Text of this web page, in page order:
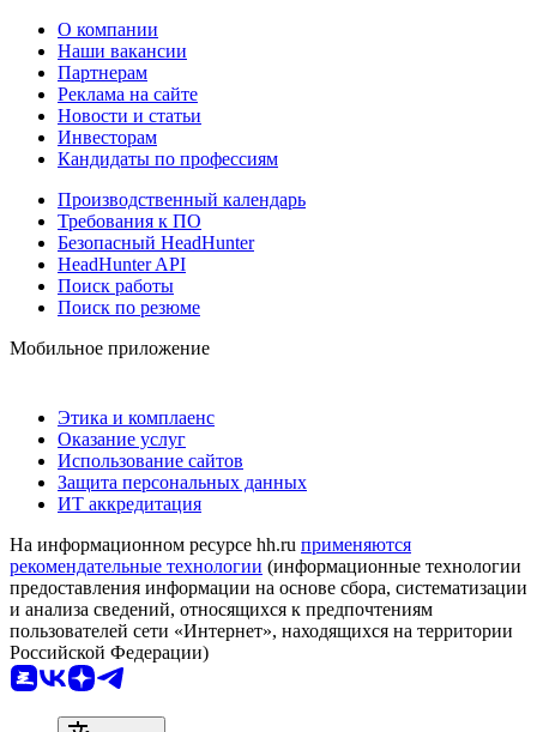
О компании
Наши вакансии
Партнерам
Реклама на сайте
Новости и статьи
Инвесторам
Кандидаты по профессиям
Производственный календарь
Требования к ПО
Безопасный HeadHunter
HeadHunter API
Поиск работы
Поиск по резюме
Мобильное приложение
Этика и комплаенс
Оказание услуг
Использование сайтов
Защита персональных данных
ИТ аккредитация
На информационном ресурсе hh.ru применяются
рекомендательные технологии (информационные технологии
предоставления информации на основе сбора, систематизации
и анализа сведений, относящихся к предпочтениям
пользователей сети «Интернет», находящихся на территории
Российской Федерации)